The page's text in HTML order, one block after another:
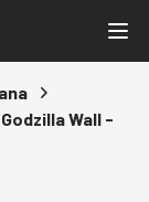
Wall -